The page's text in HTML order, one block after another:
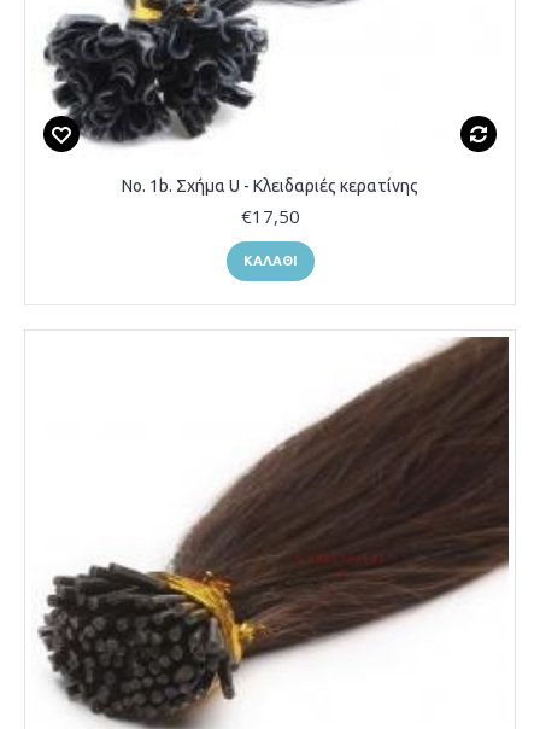
Νο. 1b. Σχήμα U - Κλειδαριές κερατίνης
€17,50
ΚΑΛΆΘΙ